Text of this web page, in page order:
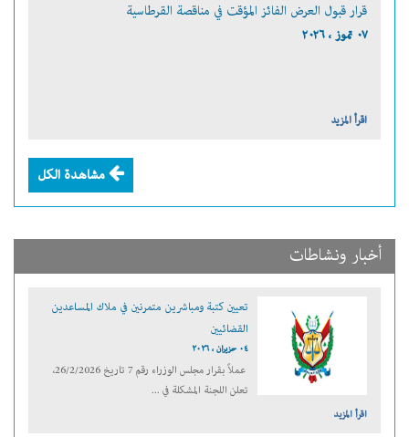
قرار قبول العرض الفائز المؤقت في مناقصة القرطاسية
٠٧ تموز ، ٢٠٢٦
اقرأ المزيد
مشاهدة الكل
أخبار ونشاطات
تعيين كتبة ومباشرين متمرنين في ملاك المساعدين
القضائيين
٠٤ حزيران ، ٢٠٢٦
عملاً بقرار مجلس الوزراء رقم 7 تاريخ 26/2/2026،
تعلن اللجنة المشكلة في ...
اقرأ المزيد